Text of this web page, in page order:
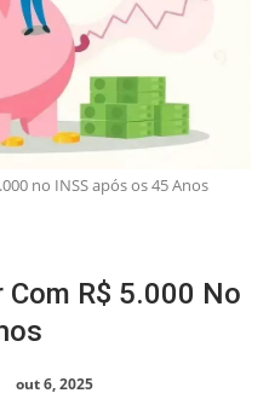
no INSS após os 45 Anos
R$ 5.000 No
out 6, 2025